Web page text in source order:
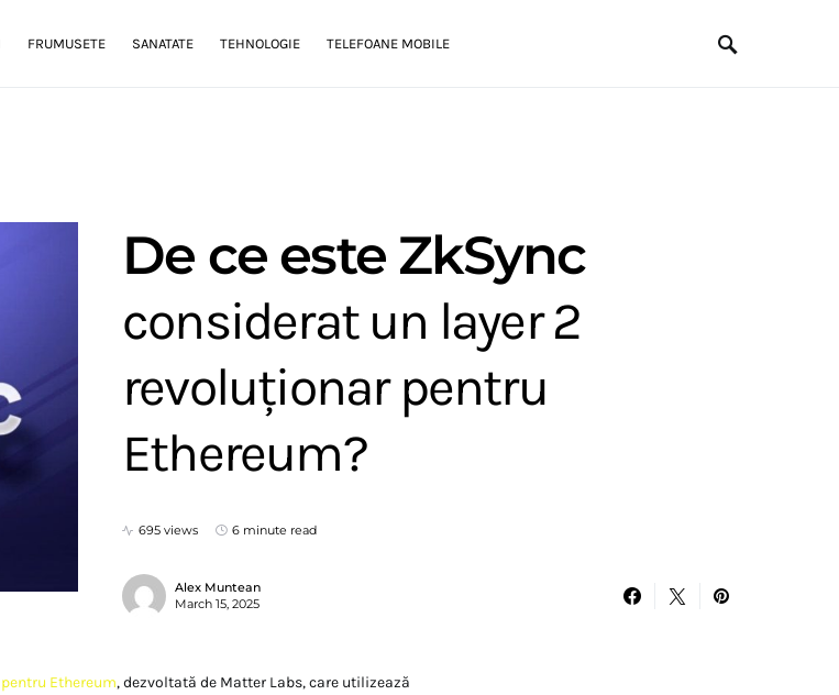
FRUMUSETE SANATATE TEHNOLOGIE TELEFOANE MOBILE
De ce este ZkSync
considerat un layer 2
revoluționar pentru
Ethereum?​​
695 views 6 minute read
Alex Muntean
March 15, 2025
Ethereum, dezvoltată de Matter Labs, care utilizează